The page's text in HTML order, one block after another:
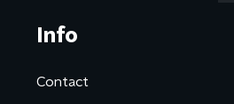
Info
Contact